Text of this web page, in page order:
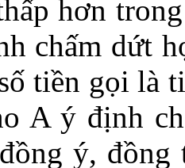
hơn
chấm dứt
tiền gọi là
A ý định
ý,